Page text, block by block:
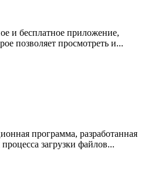
и бесплатное приложение,
позволяет просмотреть и...
программа, разработанная
загрузки файлов...